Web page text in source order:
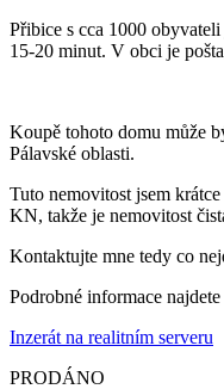
Přibice s cca 1000
15-20 minut. V obci je
Koupě tohoto domu může
Pálavské oblasti.
Tuto nemovitost jsem
KN, takže je nemovitost
Kontaktujte mne tedy co
Podrobné informace najdete
Inzerát na realitním serveru
PRODÁNO